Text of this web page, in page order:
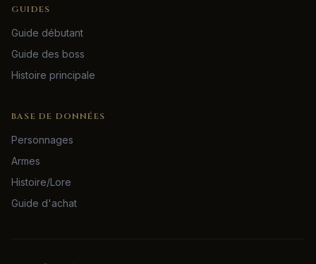
GUIDES
Guide débutant
Guide des boss
Histoire principale
BASE DE DONNÉES
Personnages
Armes
Histoire/Lore
Guide d'achat